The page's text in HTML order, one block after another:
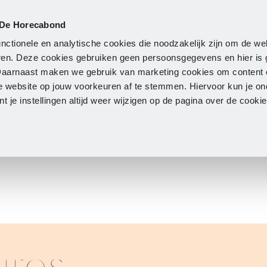
Horecabond
en analytische cookies die noodzakelijk zijn om de
Deze cookies gebruiken geen persoonsgegevens en hier is
maken we gebruik van marketing cookies om content
website op jouw voorkeuren af te stemmen. Hiervoor kun je
je instellingen altijd weer wijzigen op de pagina over de